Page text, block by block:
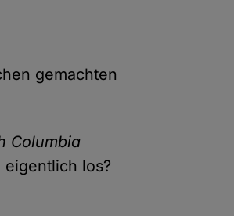
gemachten
Columbia
eigentlich los?